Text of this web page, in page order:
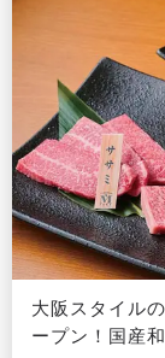
大阪スタイル
ープン！国産